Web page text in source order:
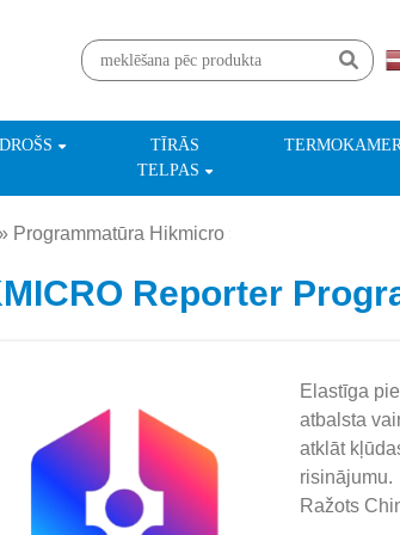
TĪRĀS
TELPAS
» Programmatūra Hikmicro
Reporter
Elastīga
atbalsta
atklāt
risinājumu.
Ražots